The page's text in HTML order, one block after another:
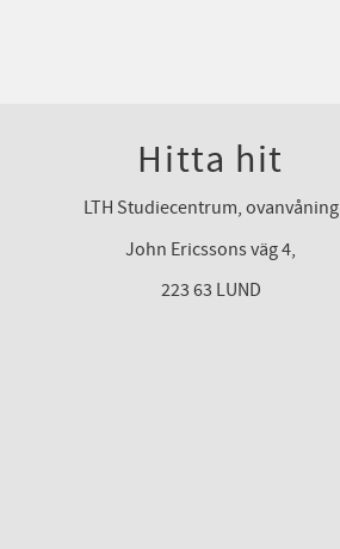
Hitta hit
LTH Studiecentrum, ovanvåning
John Ericssons väg 4,
223 63 LUND